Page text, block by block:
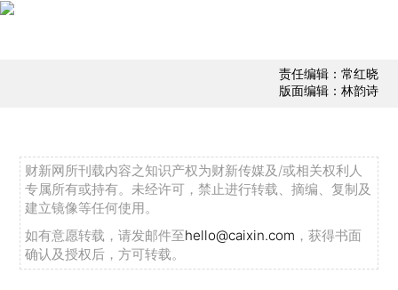
责任编辑：常红晓
版面编辑：林韵诗
财新网所刊载内容之知识产权为财新传媒及/或相关权利人
专属所有或持有。未经许可，禁止进行转载、摘编、复制及
建立镜像等任何使用。
如有意愿转载，请发邮件至hello@caixin.com ，获得书面
确认及授权后，方可转载。